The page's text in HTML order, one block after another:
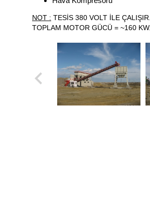
NOT : TESİS 380 VOLT İLE ÇALIŞIR.
TOPLAM MOTOR GÜCÜ = ~160 KW.